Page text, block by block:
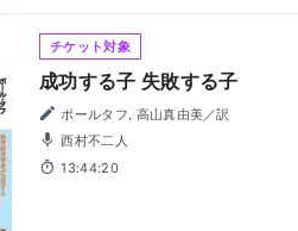
チケット対象
成功する子 失敗する子
ポールタフ, 高山真由美／訳
西村不二人
13:44:20